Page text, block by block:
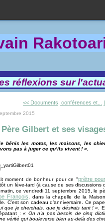
Rakotoa
réflexions sur
<< Documents, conférences et...
2015
Père Gilbert et ses
bénis les motos, les maisons, les
pas à juger ce qu’ils vivent ! ».
moment de bonheur pour ce "prêtre
un lève-tard (à cause de ses
ce vendredi 11 septembre 2015, le
François , dans la chapelle de la
C’est son cadeau d’anniversaire. Ce
que je cherchais, que je désirais tant ! »
.
:« On n’a pas besoin de cinq
vérité qui bouleverse bien au-delà des